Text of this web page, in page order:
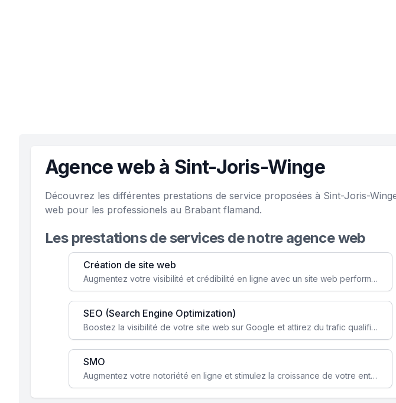
Agence web à Sint-Joris-Winge
Découvrez les différentes prestations de service proposées à Sint-Joris-
web pour les professionels au Brabant flamand.
Les prestations de services de notre agence web
Création de site web
Augmentez votre visibilité et crédibilité en ligne avec un site web performant, conçu pour attirer plus de clients.
SEO (Search Engine Optimization)
Boostez la visibilité de votre site web sur Google et attirez du trafic qualifié grâce à nos stratégies SEO.
SMO
Augmentez votre notoriété en ligne et stimulez la croissance de votre entreprise grâce à une stratégie sociale sur mesure.